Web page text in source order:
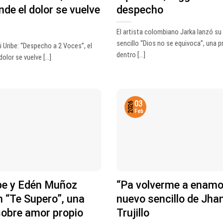
el dolor se vuelve
“Despecho a 2 Voces”, el
se vuelve [...]
despecho
El artista colombiano Jarka lanzó su
sencillo “Dios no se equivoca”, una
dentro [...]
y Edén Muñoz
Supero”, una
amor propio
“Pa volverme a
nuevo sencillo de
Trujillo
03
Feb
2026